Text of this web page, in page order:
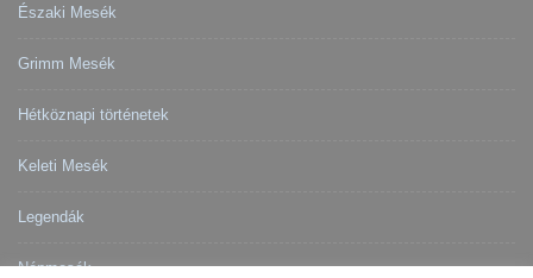
Északi Mesék
Grimm Mesék
Hétköznapi történetek
Keleti Mesék
Legendák
Népmesék